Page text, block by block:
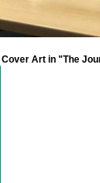
Cover Art in "The